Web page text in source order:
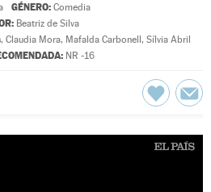
GÉNERO: Comedia
Beatriz de Silva
, Claudia Mora, Mafalda Carbonell , Sílvia Abril
NR -16